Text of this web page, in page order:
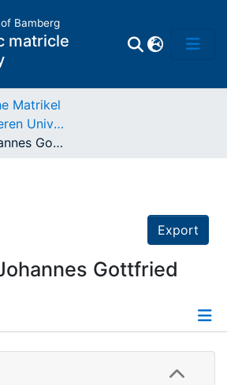
Bamberg
matricle
Matrikel
Matrikel der älteren Universität
Schumann, Johannes Gottfried
Export
Gottfried
Details